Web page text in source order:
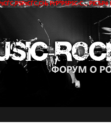
РґР°РЅРЅС‹С…